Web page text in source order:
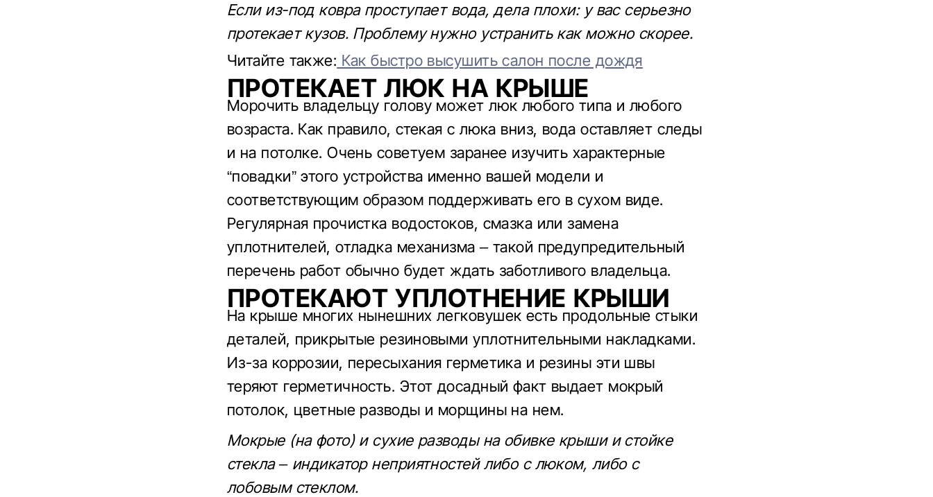
Если из-под ковра проступает вода, дела плохи: у вас серьезно
протекает кузов. Проблему нужно устранить как можно скорее.
Читайте также: Как быстро высушить салон после дождя
ПРОТЕКАЕТ ЛЮК НА КРЫШЕ
Морочить владельцу голову может люк любого типа и любого
возраста. Как правило, стекая с люка вниз, вода оставляет следы
и на потолке. Очень советуем заранее изучить характерные
“повадки” этого устройства именно вашей модели и
соответствующим образом поддерживать его в сухом виде.
Регулярная прочистка водостоков, смазка или замена
уплотнителей, отладка механизма – такой предупредительный
перечень работ обычно будет ждать заботливого владельца.
ПРОТЕКАЮТ УПЛОТНЕНИЕ КРЫШИ
На крыше многих нынешних легковушек есть продольные стыки
деталей, прикрытые резиновыми уплотнительными накладками.
Из-за коррозии, пересыхания герметика и резины эти швы
теряют герметичность. Этот досадный факт выдает мокрый
потолок, цветные разводы и морщины на нем.
Мокрые (на фото) и сухие разводы на обивке крыши и стойке
стекла – индикатор неприятностей либо с люком, либо с
лобовым стеклом.